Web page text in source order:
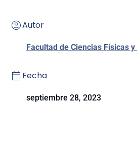
Autor
Facultad de Ciencias Físicas
Fecha
septiembre 28, 2023